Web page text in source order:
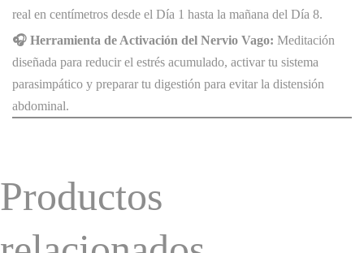
real en centímetros desde el Día 1 hasta la mañana del Día 8.
🎧 Herramienta de Activación del Nervio Vago: Meditación
diseñada para reducir el estrés acumulado, activar tu sistema
parasimpático y preparar tu digestión para evitar la distensión
abdominal.
Productos